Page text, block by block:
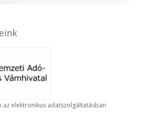
az elektronikus adatszolgáltatásban